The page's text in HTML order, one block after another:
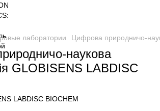
лаборатории Цифрова природничо-
наукова
GLOBISENS LABDISC
LABDISC BIOCHEM